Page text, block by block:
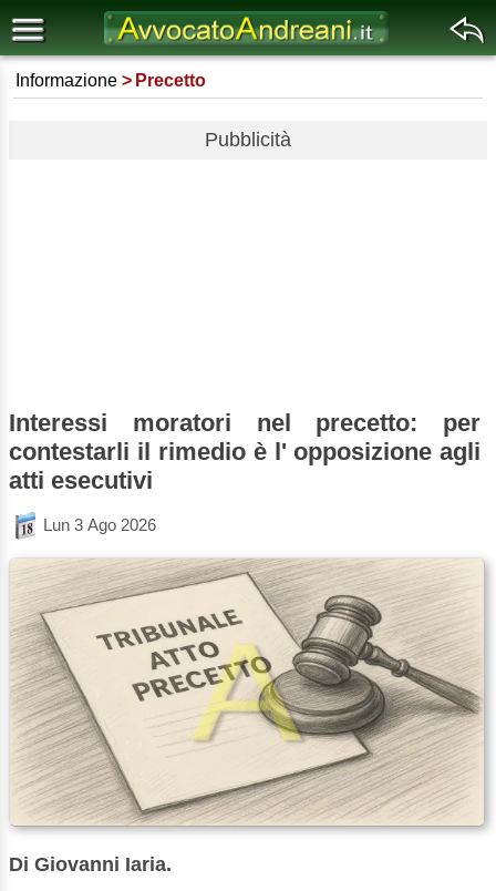
Informazione Precetto
Pubblicità
Interessi moratori nel precetto: per
contestarli il rimedio è l' opposizione agli
atti esecutivi
Lun 3 Ago 2026
Di Giovanni Iaria.